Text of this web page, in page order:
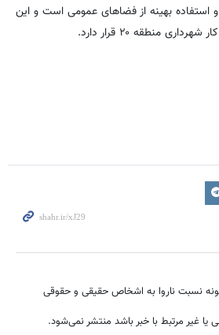
استفاده بهینه از فضاهای عمومی است و این
منطقه ۲۰ قرار دارد.
نسبت ناروا به اشخاص حقیقی و حقوقی
یا غیر مرتبط با خبر باشد منتشر نمی‌شود.